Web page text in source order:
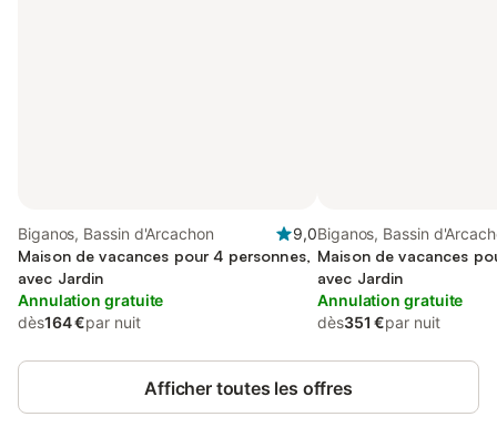
Biganos, Bassin d'Arcachon
9,0
Maison de vacances pour 4 personnes,
avec Jardin
Annulation gratuite
dès164 €par nuit
Biganos, Bassin
Maison de vacances
avec Jardin
Annulation gratuite
dès351 €par nuit
Afficher toutes les offres